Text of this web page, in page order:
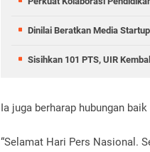
Dinilai Beratkan Media
Sisihkan 101 PTS, UIR
Ia juga berharap hubungan
“Selamat Hari Pers Nasional.